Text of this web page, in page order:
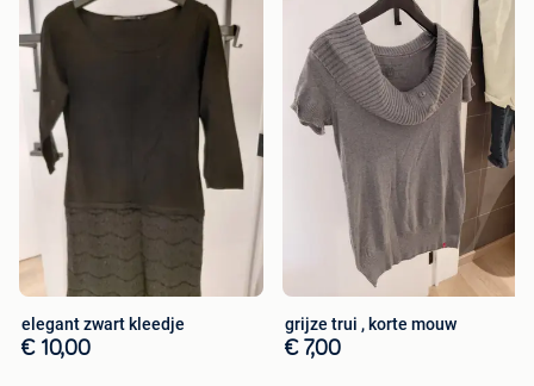
elegant zwart kleedje
€ 10,00
grijze trui , korte mouw
€ 7,00